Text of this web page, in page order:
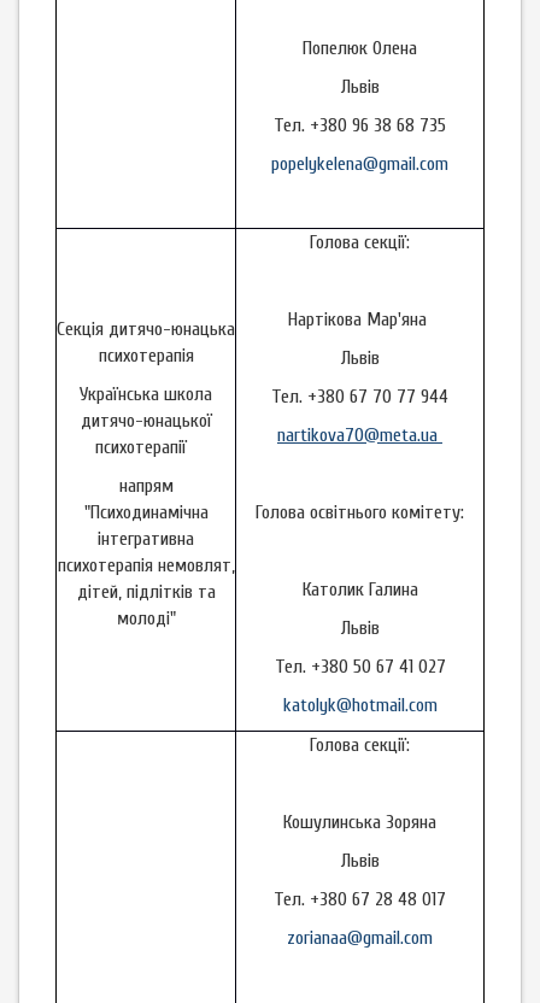
Попелюк Олена
Львів
Тел. +380 96 38 68 735
popelykelena@gmail.com
Секція дитячо-юнацька
психотерапія
Українська школа
дитячо-юнацької
психотерапії
напрям
"Психодинамічна
інтегративна
психотерапія немовлят,
дітей, підлітків та
молоді"
Голова секції:
Нартікова Мар'яна
Львів
Тел. +380 67 70 77 944
nartikova70@meta.ua
Голова освітнього комітету:
Католик Галина
Львів
Тел. +380 50 67 41 027
katolyk@hotmail.com
Голова секції:
Кошулинська Зоряна
Львів
Тел. +380 67 28 48 017
zorianaa@gmail.com